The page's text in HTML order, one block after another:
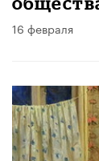
16 февраля